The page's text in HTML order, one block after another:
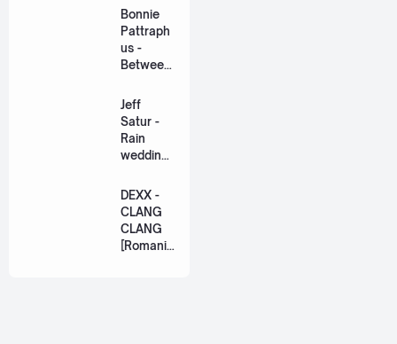
Lyric +
Eng]
Bonnie
Pattraph
us -
Between
US The
Series
[Romaniz
ation
Jeff
Satur -
Rain
wedding
วิวาห์)
Ost. The
Paradise
of Thorns
[Romaniz
DEXX -
CLANG
CLANG
[Romaniz